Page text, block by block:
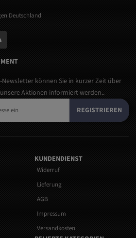
Deutschland
können Sie in kurzer Zeit über
Aktionen informiert werden..
REGISTRIEREN
KUNDENDIENST
Widerruf
Lieferung
AGB
Impressum
Versandkosten